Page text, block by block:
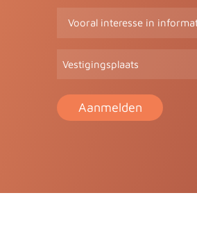
Vooral
over
(Vereist)
Vestigingsplaats